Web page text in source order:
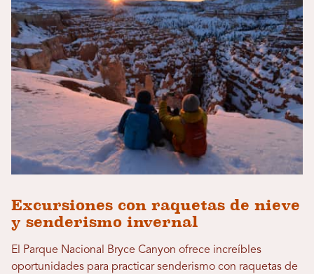
Excursiones con raquetas de nieve
y senderismo invernal
El Parque Nacional Bryce Canyon ofrece increíbles
oportunidades para practicar senderismo con raquetas de